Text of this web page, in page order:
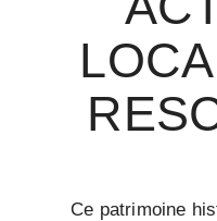
Ce patrimoine